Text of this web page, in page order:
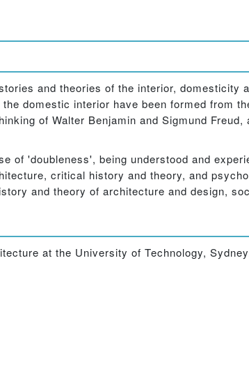
and theories of the interior, domesticity
domestic interior have been formed from
of Walter Benjamin and Sigmund
of 'doubleness', being understood and
critical history and theory, and
and theory of architecture and design,
at the University of Technology,